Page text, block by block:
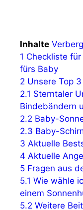
Inhalte
1 Checkliste
fürs Baby
2 Unsere Top
2.1 Sterntaler
Bindebändern
2.2 Baby-
2.3 Baby-
3 Aktuelle
4 Aktuelle
5 Fragen aus
5.1 Wie wähle
einem
5.2 Weitere